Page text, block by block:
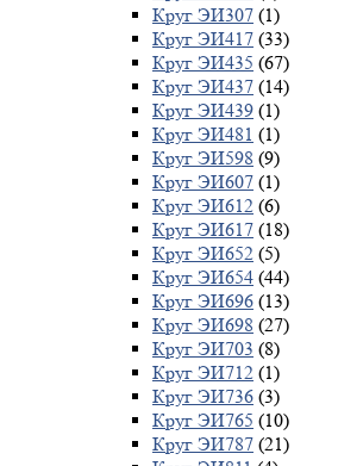
Круг ЭИ307 (1)
Круг ЭИ417 (33)
Круг ЭИ435 (67)
Круг ЭИ437 (14)
Круг ЭИ439 (1)
Круг ЭИ481 (1)
Круг ЭИ598 (9)
Круг ЭИ607 (1)
Круг ЭИ612 (6)
Круг ЭИ617 (18)
Круг ЭИ652 (5)
Круг ЭИ654 (44)
Круг ЭИ696 (13)
Круг ЭИ698 (27)
Круг ЭИ703 (8)
Круг ЭИ712 (1)
Круг ЭИ736 (3)
Круг ЭИ765 (10)
Круг ЭИ787 (21)